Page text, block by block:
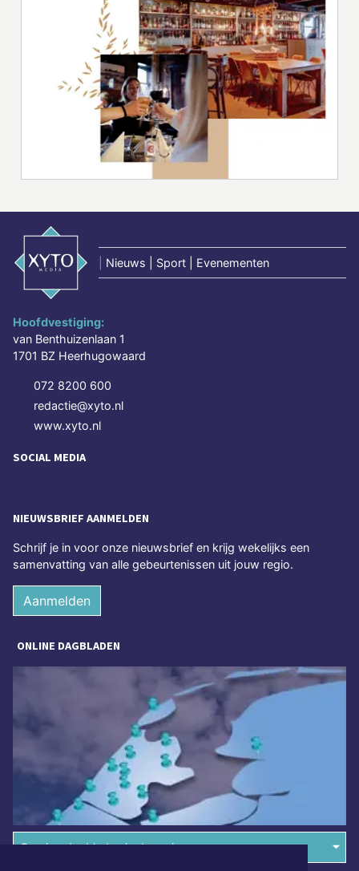
Nieuws | Sport | Evenementen
Hoofdvestiging:
van Benthuizenlaan 1
1701 BZ Heerhugowaard
072 8200 600
redactie@xyto.nl
www.xyto.nl
SOCIAL MEDIA
NIEUWSBRIEF AANMELDEN
Schrijf je in voor onze nieuwsbrief en krijg wekelijks een
samenvatting van alle gebeurtenissen uit jouw regio.
Aanmelden
ONLINE DAGBLADEN
Overige dagbladen in de regio